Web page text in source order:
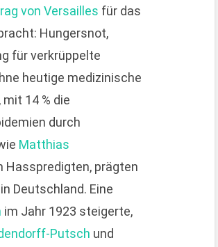
von Versailles für das
Hungersnot,
für verkrüppelte
heutige medizinische
mit 14 % die
durch
Matthias
Hasspredigten, prägten
Deutschland. Eine
im Jahr 1923 steigerte,
Putsch und